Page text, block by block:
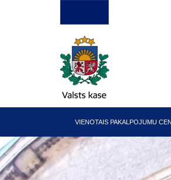
Galvenā
izvēlne
VIENOTAIS PAKALPOJUMU